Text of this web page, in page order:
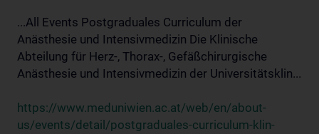
...All Events Postgraduales Curriculum der
Anästhesie und Intensivmedizin Die Klinische
Abteilung für Herz-, Thorax-, Gefäßchirurgische
Anästhesie und Intensivmedizin der Universitätsklin...
https://www.meduniwien.ac.at/web/en/about-
us/events/detail/postgraduales-curriculum-klin-